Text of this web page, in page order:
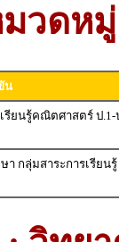
วดห
น
รียนรู้คณิตศาสตร์ ป.1-
กลุ่มสาระการเรียนรู้